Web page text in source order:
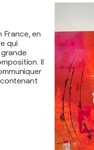
France, en
qui
Il